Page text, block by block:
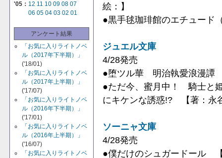
'05： 12 11 10 09 08 07
06 05 04 03 02 01
アンケート結果
「お気に入りライトノベ
ル（2017年下半期）」
('18/01)
「お気に入りライトノベ
ル（2017年上半期）」
('17/07)
「お気に入りライトノベ
ル（2016年下半期）」
('17/01)
「お気に入りライトノベ
ル（2016年上半期）」
('16/07)
「お気に入りライトノベ
絵：】
●黒手毬珈琲館のエチュー
ジュエル文庫
4/28発売
●堕ツル華 明治執愛浪漫譚
●ただ今、蜜月中！ 騎士と
にキケンな誘惑!? 【著：永
ソーニャ文庫
4/28発売
●僕だけのシュガードール